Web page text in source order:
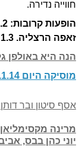
חווייה נדירה.
זאפה הרצליה. 1.3 בארבי ת"א
הנה היא באולפן
מוסיקה היום 30.1.14
אסף סיטון ובר
מרינה
יוני כהן בבס,